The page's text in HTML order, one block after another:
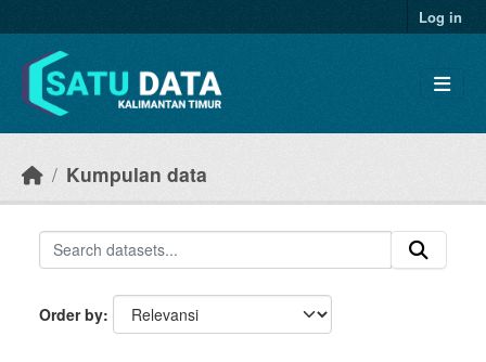
Log in
Kumpulan data
Order by